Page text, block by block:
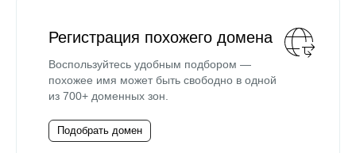
Регистрация похожего домена
Воспользуйтесь удобным подбором —
похожее имя может быть свободно в одной
из 700+ доменных зон.
Подобрать домен